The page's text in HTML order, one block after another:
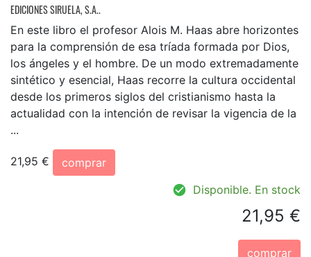
EDICIONES SIRUELA, S.A..
En este libro el profesor Alois M. Haas abre horizontes
para la comprensión de esa tríada formada por Dios,
los ángeles y el hombre. De un modo extremadamente
sintético y esencial, Haas recorre la cultura occidental
desde los primeros siglos del cristianismo hasta la
actualidad con la intención de revisar la vigencia de la
...
21,95 €
comprar
Disponible. En stock
21,95 €
comprar